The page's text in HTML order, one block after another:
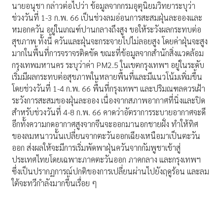
นายอนุชา กล่าวต่อไปว่า ข้อมูลจากกรมอุตุนิยมวิทยาระบุว่า
ช่วงวันที่ 1-3 ก.พ. 66 เป็นช่วงลมอ่อนการสะสมฝุ่นละอองและ
หมอกควัน อยู่ในเกณฑ์ปานกลางถึงสูง ขอให้ระวังผลกระทบต่อ
สุขภาพ ทั้งนี้ ควันและฝุ่นจะกระจายไปไม่ลอยสูง โดยค่าฝุ่นจะสูง
มากในพื้นที่การจราจรติดขัด ขณะที่ข้อมูลจากสำนักสิ่งแวดล้อม
กรุงเทพมหานคร ระบุว่าค่า PM2.5 ในเขตกรุงเทพฯ อยู่ในระดับ
เริ่มมีผลกระทบต่อสุขภาพในหลายพื้นที่และมีแนวโน้มเพิ่มขึ้น
โดยช่วงวันที่ 1-4 ก.พ. 66 พื้นที่กรุงเทพฯ และปริมณฑลควรเฝ้า
ระวังการสะสมของฝุ่นละออง เนื่องจากสภาพอากาศที่นิ่งและปิด
สำหรับช่วงวันที่ 4-8 ก.พ. 66 คาดว่าอัตราการระบายอากาศจะดี
อีกทั้งความกดอากาศสูงจากจีนจะออกมานอกชายฝั่ง ทำให้ทิศ
ของลมหนาวนั้นเปลี่ยนจากตะวันออกเฉียงเหนือมาเป็นตะวัน
ออก ส่งผลให้จะมีการเริ่มพัดพาฝุ่นควันจากกัมพูชาเข้าสู่
ประเทศไทยโดยเฉพาะภาคตะวันออก ภาคกลาง และกรุงเทพฯ
ซึ่งเป็นปรากฏการณ์ปกติของการเปลี่ยนผ่านไปยังฤดูร้อน และลม
ใต้จะทวีกำลังมากขึ้นเรื่อย ๆ